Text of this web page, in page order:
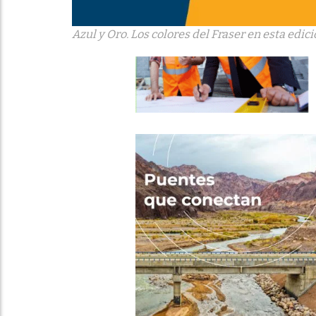
Azul y Oro. Los colores del Fraser en esta